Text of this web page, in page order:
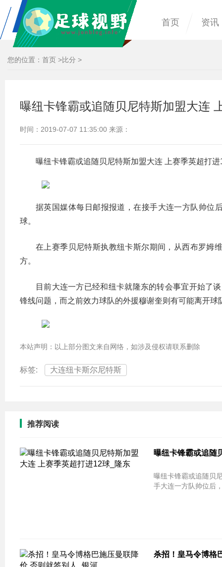
首页 资讯
您的位置： 首页 >比分 >
曝纽卡锋霸或追随贝尼特斯加盟大连
时间：2019-07-07 11:35:00 来源：
曝纽卡锋霸或追随贝尼特斯加盟大连 上赛季英超打
据英国媒体每日邮报报道，在接手大连一方队帅位
球。
在上赛季贝尼特斯执教纽卡斯尔期间，从西布罗姆
方。
目前大连一方已经和纽卡就隆东的转会事宜开始了
锋线问题，而之前效力球队的外援穆谢奎则有可能离开球
本站声明：以上部分图文来自网络，如涉及侵权请联系删除
标签: 大连纽卡斯尔尼特斯
推荐阅读
曝纽卡锋霸或追随
曝纽卡锋霸或追随贝尼特斯加盟
手大连一方队帅位后
杀招！皇马令博格